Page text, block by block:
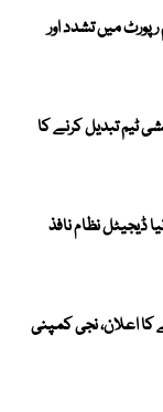
میں تشدد اور
ٹیم تبدیل کرنے کا
نیا ڈیجیٹل نظام نافذ
کرنے کا اعلان، نجی کمپنی